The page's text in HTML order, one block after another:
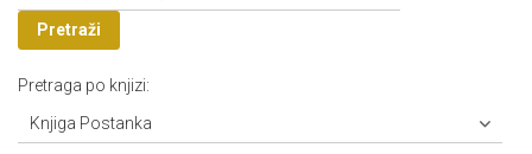
Pretraži
Pretraga po knjizi:
Knjiga Postanka